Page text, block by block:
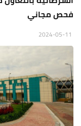
فحص مجاني